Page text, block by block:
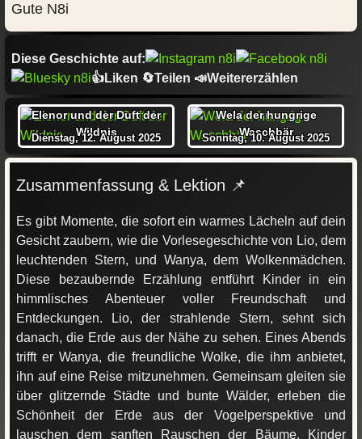
Gute N8i
Diese Geschichte auf:
👍Liken 🔄Teilen 📣Weitererzählen
Elenor und der Duft der
Wildnis
Dienstag, 12. August 2025
Wela der hungrige
Waschbär
Sonntag, 10. August 2025
Zusammenfassung & Lektion 📌
Es gibt Momente, die sofort ein warmes Lächeln auf dein
Gesicht zaubern, wie die Vorlesegeschichte von Lio, dem
leuchtenden Stern, und Wanya, dem Wolkenmädchen.
Diese bezaubernde Erzählung entführt Kinder in ein
himmlisches Abenteuer voller Freundschaft und
Entdeckungen. Lio, der strahlende Stern, sehnt sich
danach, die Erde aus der Nähe zu sehen. Eines Abends
trifft er Wanya, die freundliche Wolke, die ihm anbietet,
ihn auf eine Reise mitzunehmen. Gemeinsam gleiten sie
über glitzernde Städte und bunte Wälder, erleben die
Schönheit der Erde aus der Vogelperspektive und
lauschen dem sanften Rauschen der Bäume. Kinder